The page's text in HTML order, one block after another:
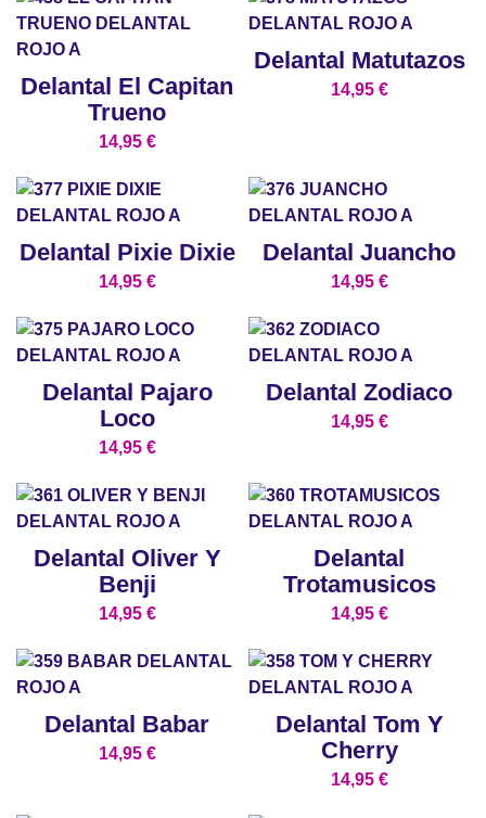
Delantal El Capitan
Trueno
14,95 €
Delantal Matutazos
14,95 €
Delantal Pixie Dixie
14,95 €
Delantal Juancho
14,95 €
Delantal Pajaro
Loco
14,95 €
Delantal Zodiaco
14,95 €
Delantal Oliver Y
Benji
14,95 €
Delantal
Trotamusicos
14,95 €
Delantal Babar
14,95 €
Delantal Tom Y
Cherry
14,95 €